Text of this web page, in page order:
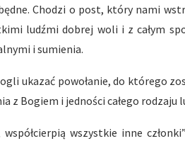
Chodzi o post, który nami
ludźmi dobrej woli i z całym
i sumienia.
ukazać powołanie, do którego
z Bogiem i jedności całego rodzaju
współcierpią wszystkie inne